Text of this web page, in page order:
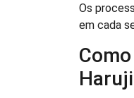
Os
em cada
Haruji